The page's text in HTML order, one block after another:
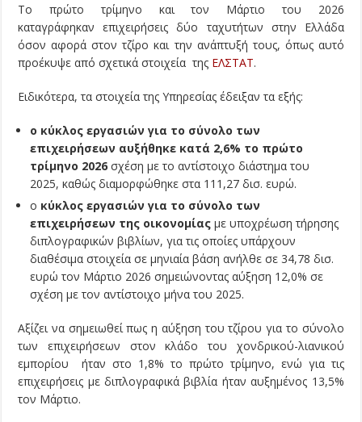
Το πρώτο τρίμηνο και τον Μάρτιο του 2026
καταγράφηκαν επιχειρήσεις δύο ταχυτήτων στην Ελλάδα
όσον αφορά στον τζίρο και την ανάπτυξή τους, όπως αυτό
προέκυψε από σχετικά στοιχεία της ΕΛΣΤΑΤ.
Ειδικότερα, τα στοιχεία της Υπηρεσίας έδειξαν τα εξής:
ο κύκλος εργασιών για το σύνολο των
επιχειρήσεων αυξήθηκε κατά 2,6% το πρώτο
τρίμηνο 2026 σχέση με το αντίστοιχο διάστημα του
2025, καθώς διαμορφώθηκε στα 111,27 δισ. ευρώ.
ο κύκλος εργασιών για το σύνολο των
επιχειρήσεων της οικονομίας με υποχρέωση τήρησης
διπλογραφικών βιβλίων, για τις οποίες υπάρχουν
διαθέσιμα στοιχεία σε μηνιαία βάση ανήλθε σε 34,78 δισ.
ευρώ τον Μάρτιο 2026 σημειώνοντας αύξηση 12,0% σε
σχέση με τον αντίστοιχο μήνα του 2025.
Αξίζει να σημειωθεί πως η αύξηση του τζίρου για το σύνολο
των επιχειρήσεων στον κλάδο του χονδρικού-λιανικού
εμπορίου ήταν στο 1,8% το πρώτο τρίμηνο, ενώ για τις
επιχειρήσεις με διπλογραφικά βιβλία ήταν αυξημένος 13,5%
τον Μάρτιο.